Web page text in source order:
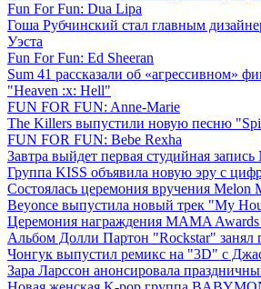
Fun For Fun: Dua Lipa
Гоша Рубчинский стал главным
Уэста
Fun For Fun: Ed Sheeran
Sum 41 рассказали об «агрессивном»
"Heaven :x: Hell"
FUN FOR FUN: Anne-Marie
The Killers выпустили новую песню
FUN FOR FUN: Bebe Rexha
Завтра выйдет первая студийная
Группа KISS объявила новую эру с
Состоялась церемония вручения Melon
Beyonce выпустила новый трек "My
Церемония награждения MAMA Awards
Альбом Долли Партон "Rockstar" занял
Чонгук выпустил ремикс на "3D" с
Зара Ларссон анонсировала